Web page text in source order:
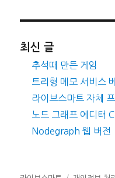
최신 글
추석때 만든 게임
트리형 메모 서비스
라이브스마트 자체
노드 그래프 에디터
Nodegraph 웹 버전